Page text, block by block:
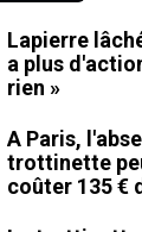
Lapierre
a plus
rien »
A Paris,
trottinette
coûter 135 €